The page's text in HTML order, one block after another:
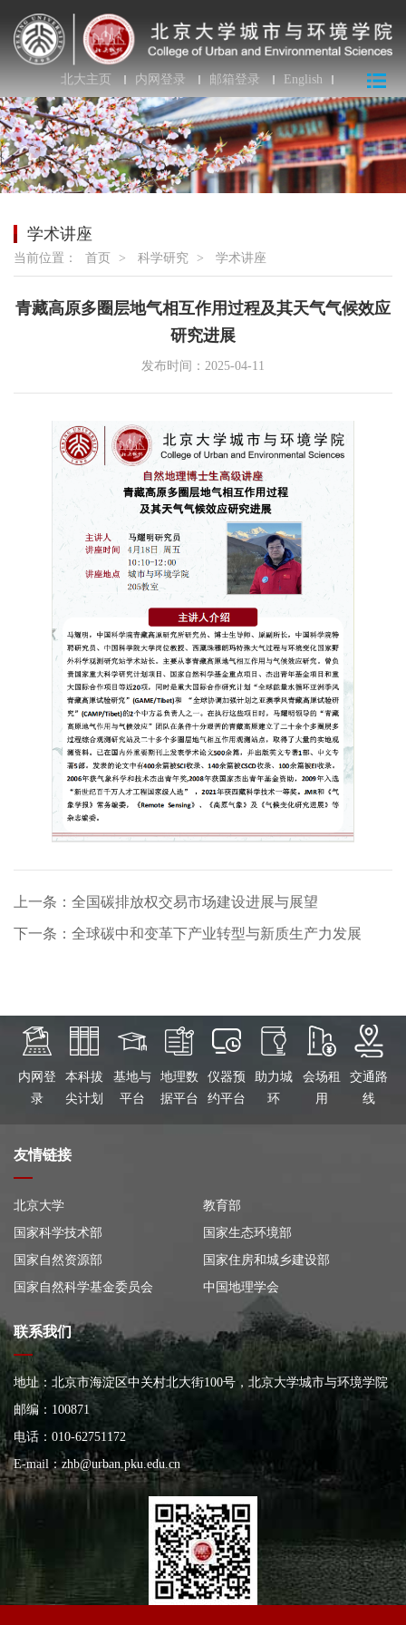
北大主页 内网登录 邮箱登录 English
学术讲座
当前位置： 首页 > 科学研究 > 学术讲座
青藏高原多圈层地气相互作用过程及其天气气候效应
研究进展
发布时间：2025-04-11
上一条：全国碳排放权交易市场建设进展与展望
下一条：全球碳中和变革下产业转型与新质生产力发展
内网登
录
本科拔
尖计划
基地与
平台
地理数
据平台
仪器预
约平台
助力城
环
会场租
用
交通路
线
友情链接
北京大学
教育部
国家科学技术部
国家生态环境部
国家自然资源部
国家住房和城乡建设部
国家自然科学基金委员会
中国地理学会
联系我们
地址：北京市海淀区中关村北大街100号，北京大学城市与环境学院
大楼
邮编：100871
电话：010-62751172
E-mail： zhb@urban.pku.edu.cn